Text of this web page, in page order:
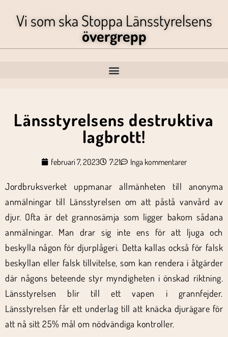
Vi som ska Stoppa Länsstyrelsens
övergrepp
Länsstyrelsens destruktiva
lagbrott!
februari 7, 2023 7:21 Inga kommentarer
Jordbruksverket uppmanar allmänheten till anonyma
anmälningar till Länsstyrelsen om att påstå vanvård av
djur. Ofta är det grannosämja som ligger bakom sådana
anmälningar. Man drar sig inte ens för att ljuga och
beskylla någon för djurplågeri. Detta kallas också för falsk
beskyllan eller falsk tillvitelse, som kan rendera i åtgärder
där någons beteende styr myndigheten i önskad riktning.
Länsstyrelsen blir till ett vapen i grannfejder.
Länsstyrelsen får ett underlag till att knäcka djurägare för
att nå sitt 25% mål om nödvändiga kontroller.